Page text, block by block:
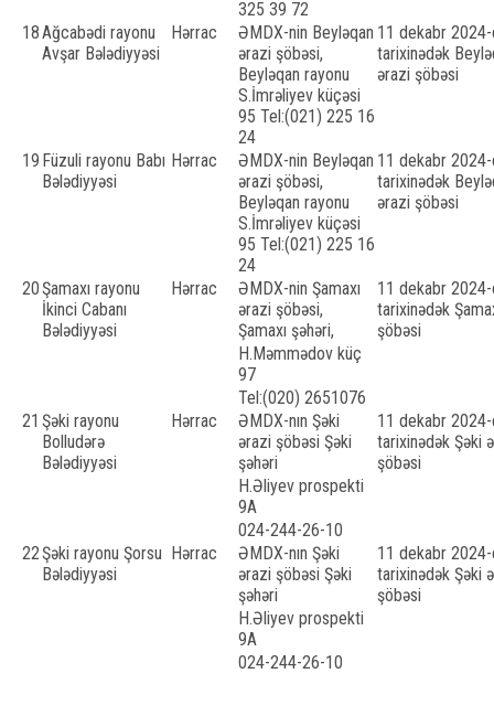
325 39 72
18Ağcabədi rayonu
Avşar Bələdiyyəsi
Hərrac
ƏMDX-nin Beyləqan
ərazi şöbəsi,
Beyləqan rayonu
S.İmrəliyev küçəsi
95 Tel:(021) 225 16
24
11 dekabr
tarixinədək
ərazi şöbəsi
19 Füzuli rayonu Babı
Bələdiyyəsi
Hərrac
ƏMDX-nin Beyləqan
ərazi şöbəsi,
Beyləqan rayonu
S.İmrəliyev küçəsi
95 Tel:(021) 225 16
24
11 dekabr
tarixinədək
ərazi şöbəsi
20Şamaxı rayonu
İkinci Cabanı
Bələdiyyəsi
Hərrac
ƏMDX-nin Şamaxı
ərazi şöbəsi,
Şamaxı şəhəri,
11 dekabr
tarixinədək
şöbəsi
H.Məmmədov küç
97
Tel:(020) 2651076
21 Şəki rayonu
Bolludərə
Bələdiyyəsi
Hərrac
ƏMDX-nın Şəki
ərazi şöbəsi Şəki
şəhəri
11 dekabr
tarixinədək Şəki
şöbəsi
H.Əliyev prospekti
9A
024-244-26-10
22Şəki rayonu Şorsu
Bələdiyyəsi
Hərrac
ƏMDX-nın Şəki
ərazi şöbəsi Şəki
şəhəri
11 dekabr
tarixinədək Şəki
şöbəsi
H.Əliyev prospekti
9A
024-244-26-10